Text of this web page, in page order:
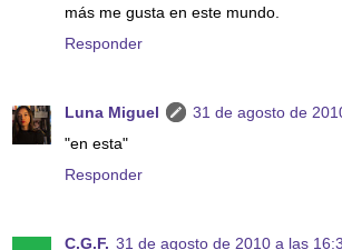
más me gusta en este mundo.
Responder
Luna Miguel
31 de agosto de
"en esta"
Responder
C.G.F. 31 de agosto de 2010 a las